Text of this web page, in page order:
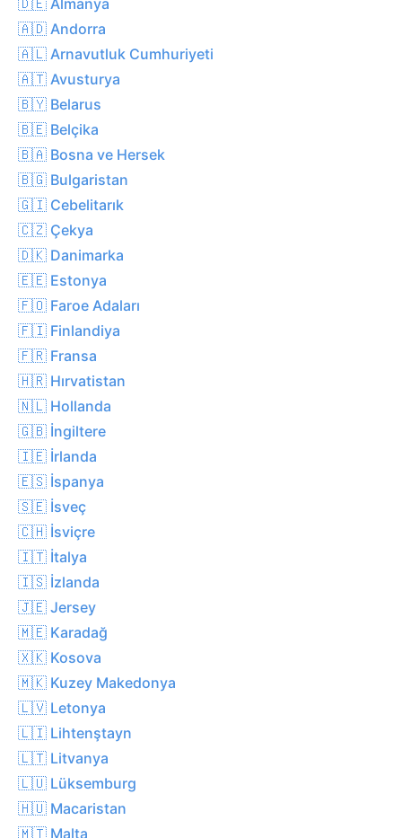
🇦🇩 Andorra
🇦🇱 Arnavutluk Cumhuriyeti
🇦🇹 Avusturya
🇧🇾 Belarus
🇧🇪 Belçika
🇧🇦 Bosna ve Hersek
🇧🇬 Bulgaristan
🇬🇮 Cebelitarık
🇨🇿 Çekya
🇩🇰 Danimarka
🇪🇪 Estonya
🇫🇴 Faroe Adaları
🇫🇮 Finlandiya
🇫🇷 Fransa
🇭🇷 Hırvatistan
🇳🇱 Hollanda
🇬🇧 İngiltere
🇮🇪 İrlanda
🇪🇸 İspanya
🇸🇪 İsveç
🇨🇭 İsviçre
🇮🇹 İtalya
🇮🇸 İzlanda
🇯🇪 Jersey
🇲🇪 Karadağ
🇽🇰 Kosova
🇲🇰 Kuzey Makedonya
🇱🇻 Letonya
🇱🇮 Lihtenştayn
🇱🇹 Litvanya
🇱🇺 Lüksemburg
🇭🇺 Macaristan
🇲🇹 Malta